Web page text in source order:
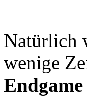
Natürlich
wenige